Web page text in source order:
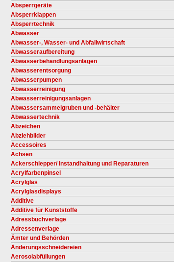
Absperrgeräte
Absperrklappen
Absperrtechnik
Abwasser
Abwasser-, Wasser- und Abfallwirtschaft
Abwasseraufbereitung
Abwasserbehandlungsanlagen
Abwasserentsorgung
Abwasserpumpen
Abwasserreinigung
Abwasserreinigungsanlagen
Abwassersammelgruben und -behälter
Abwassertechnik
Abzeichen
Abziehbilder
Accessoires
Achsen
Ackerschlepper/ Instandhaltung und Reparaturen
Acrylfarbenpinsel
Acrylglas
Acrylglasdisplays
Additive
Additive für Kunststoffe
Adressbuchverlage
Adressenverlage
Ämter und Behörden
Änderungsschneidereien
Aerosolabfüllungen